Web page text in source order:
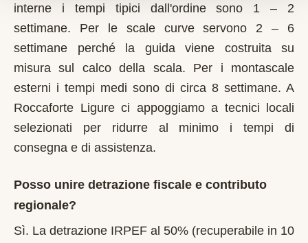
interne i tempi tipici dall'ordine sono 1 – 2
settimane. Per le scale curve servono 2 – 6
settimane perché la guida viene costruita su
misura sul calco della scala. Per i montascale
esterni i tempi medi sono di circa 8 settimane. A
Roccaforte Ligure ci appoggiamo a tecnici locali
selezionati per ridurre al minimo i tempi di
consegna e di assistenza.
Posso unire detrazione fiscale e contributo
regionale?
Sì. La detrazione IRPEF al 50% (recuperabile in 10